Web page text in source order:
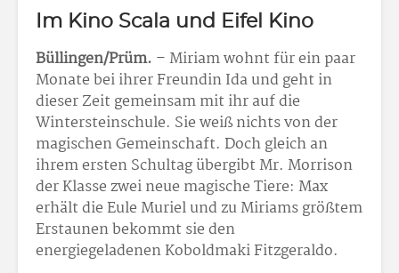
Im Kino Scala und Eifel Kino
Büllingen/Prüm. – Miriam wohnt für ein paar
Monate bei ihrer Freundin Ida und geht in
dieser Zeit gemeinsam mit ihr auf die
Wintersteinschule. Sie weiß nichts von der
magischen Gemeinschaft. Doch gleich an
ihrem ersten Schultag übergibt Mr. Morrison
der Klasse zwei neue magische Tiere: Max
erhält die Eule Muriel und zu Miriams größtem
Erstaunen bekommt sie den
energiegeladenen Koboldmaki Fitzgeraldo.